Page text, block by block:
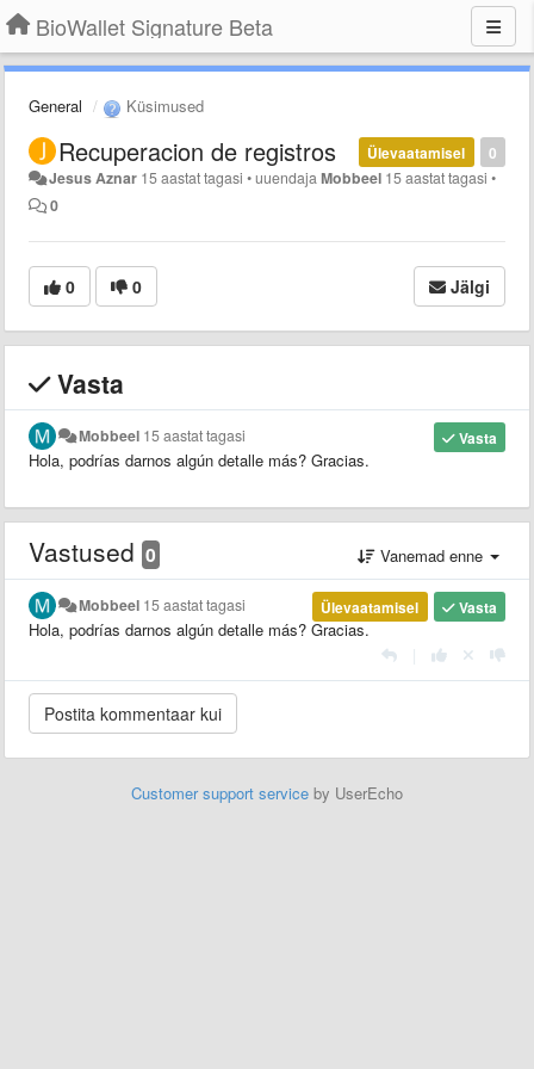
BioWallet Signature Beta
General Küsimused
0
Ülevaatamisel
Recuperacion de registros
Jesus Aznar 15 aastat tagasi •uuendajaMobbeel 15 aastat tagasi •
0
0 0 Jälgi
Vasta
Vasta
Mobbeel 15 aastat tagasi
Hola, podrías darnos algún detalle más? Gracias.
Vastused 0 Vanemad enne
Vasta
Ülevaatamisel
Mobbeel 15 aastat tagasi
Hola, podrías darnos algún detalle más? Gracias.
Customer support service by UserEcho